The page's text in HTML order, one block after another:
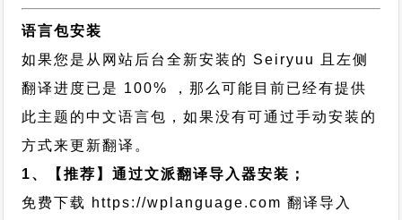
语言包安装
如果您是从网站后台全新安装的 Seiryuu 且左侧
翻译进度已是 100% ，那么可能目前已经有提供
此主题的中文语言包，如果没有可通过手动安装的
方式来更新翻译。
1、【推荐】通过文派翻译导入器安装；
免费下载 https://wplanguage.com 翻译导入